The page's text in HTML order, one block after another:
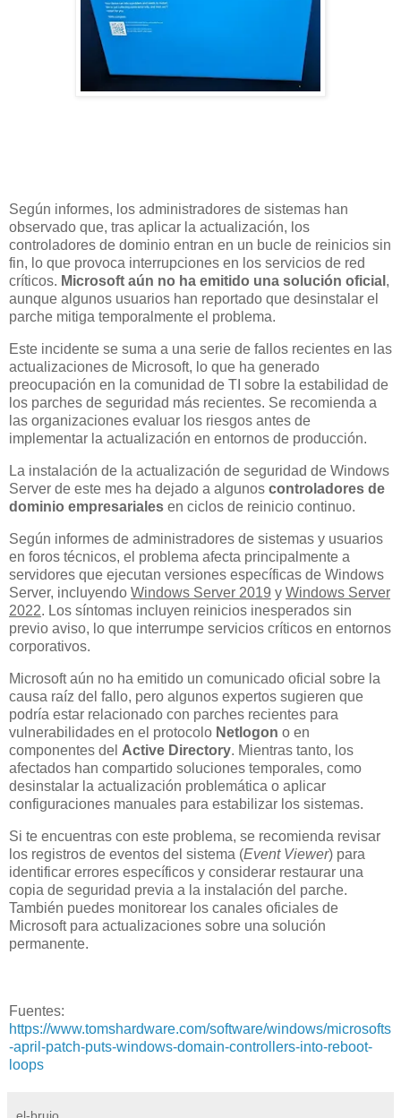
Según informes, los administradores de sistemas han
observado que, tras aplicar la actualización, los
controladores de dominio entran en un bucle de reinicios sin
fin, lo que provoca interrupciones en los servicios de red
críticos. Microsoft aún no ha emitido una solución oficial ,
aunque algunos usuarios han reportado que desinstalar el
parche mitiga temporalmente el problema.
Este incidente se suma a una serie de fallos recientes en las
actualizaciones de Microsoft, lo que ha generado
preocupación en la comunidad de TI sobre la estabilidad de
los parches de seguridad más recientes. Se recomienda a
las organizaciones evaluar los riesgos antes de
implementar la actualización en entornos de producción.
La instalación de la actualización de seguridad de Windows
Server de este mes ha dejado a algunos controladores de
dominio empresariales en ciclos de reinicio continuo.
Según informes de administradores de sistemas y usuarios
en foros técnicos, el problema afecta principalmente a
servidores que ejecutan versiones específicas de Windows
Server, incluyendo Windows Server 2019 y Windows Server
2022. Los síntomas incluyen reinicios inesperados sin
previo aviso, lo que interrumpe servicios críticos en entornos
corporativos.
Microsoft aún no ha emitido un comunicado oficial sobre la
causa raíz del fallo, pero algunos expertos sugieren que
podría estar relacionado con parches recientes para
vulnerabilidades en el protocolo Netlogon o en
componentes del Active Directory. Mientras tanto, los
afectados han compartido soluciones temporales, como
desinstalar la actualización problemática o aplicar
configuraciones manuales para estabilizar los sistemas.
Si te encuentras con este problema, se recomienda revisar
los registros de eventos del sistema (Event Viewer) para
identificar errores específicos y considerar restaurar una
copia de seguridad previa a la instalación del parche.
También puedes monitorear los canales oficiales de
Microsoft para actualizaciones sobre una solución
permanente.
Fuentes:
https://www.tomshardware.com/software/windows/microsofts
-april-patch-puts-windows-domain-controllers-into-reboot-
loops